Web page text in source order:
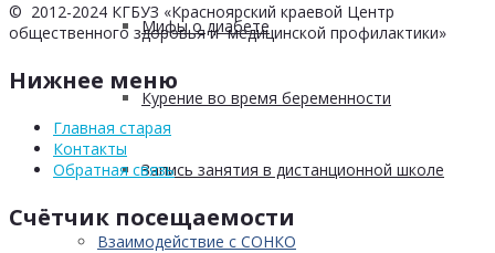
Мифы о диабете
Курение во время беременности
Запись занятия в дистанционной школе
Взаимодействие с СОНКО
© 2012-2024 КГБУЗ «Красноярский краевой Центр
общественного здоровья и медицинской профилактики»
Нижнее меню
Главная старая
Контакты
Обратная связь
Счётчик посещаемости